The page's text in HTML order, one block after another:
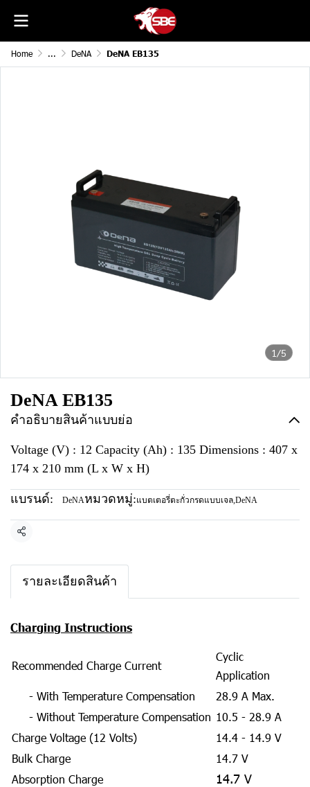
Home ... DeNA DeNA EB135
1/5
DeNA EB135
คำอธิบายสินค้าแบบย่อ
Voltage (V) : 12 Capacity (Ah) : 135 Dimensions : 407 x
174 x 210 mm (L x W x H)
แบรนด์: DeNAหมวดหมู่:แบตเตอรี่ตะกั่วกรดแบบเจล,DeNA
แชร์
รายละเอียดสินค้า
Charging Instructions
Recommended Charge Current
Cyclic
Application
- With Temperature Compensation
28.9 A Max.
- Without Temperature Compensation 10.5 - 28.9 A
Charge Voltage (12 Volts)
14.4 - 14.9 V
Bulk Charge
14.7 V
Absorption Charge
14.7 V